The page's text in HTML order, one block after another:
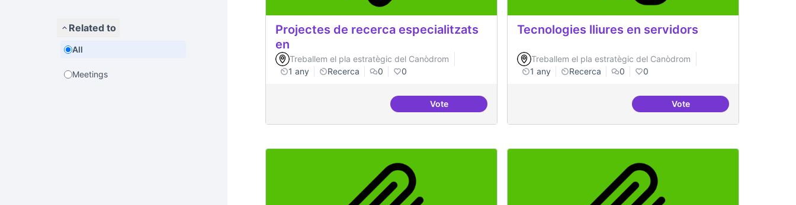
Related to
All
Meetings
Projectes de recerca especialitzats
en
Treballem el pla estratègic del Canòdrom
1 any
Recerca 0 0
VoteProjectes de recerca especialitzats en
Tecnologies lliures en servidors
Treballem el pla estratègic del Canòdrom
1 any
Recerca 0 0
VoteTecnologies lliures en